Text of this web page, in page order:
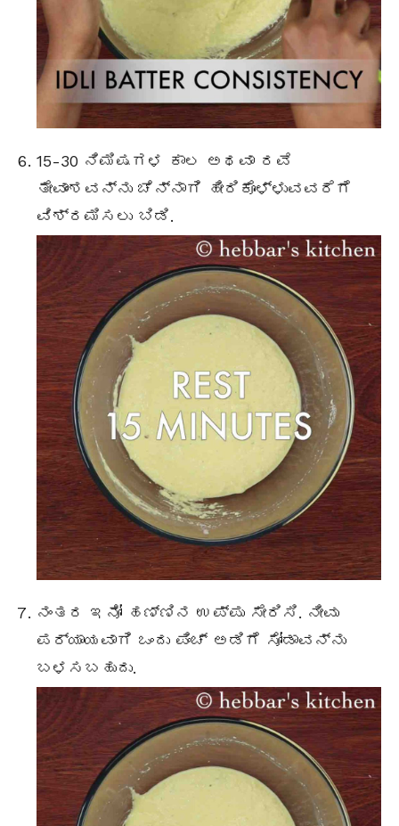
15-30 ನಿಮಿಷಗಳ ಕಾಲ ಅಥವಾ ರವೆ
ತೇವಾಂಶವನ್ನು ಚೆನ್ನಾಗಿ ಹೀರಿಕೊಳ್ಳುವವರೆಗೆ
ವಿಶ್ರಮಿಸಲು ಬಿಡಿ.
ನಂತರ ಇನೋ ಹಣ್ಣಿನ ಉಪ್ಪು ಸೇರಿಸಿ. ನೀವು
ಪರ್ಯಾಯವಾಗಿ ಒಂದು ಪಿಂಚ್ ಅಡಿಗೆ ಸೋಡಾವನ್ನು
ಬಳಸಬಹುದು.